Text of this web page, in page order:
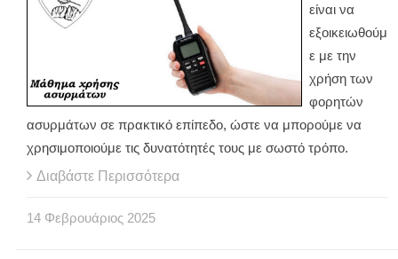
είναι να
εξοικειωθούμ
ε με την
χρήση των
φορητών
ασυρμάτων σε πρακτικό επίπεδο, ώστε να μπορούμε να
χρησιμοποιούμε τις δυνατότητές τους με σωστό τρόπο.
Διαβάστε Περισσότερα
14 Φεβρουάριος 2025